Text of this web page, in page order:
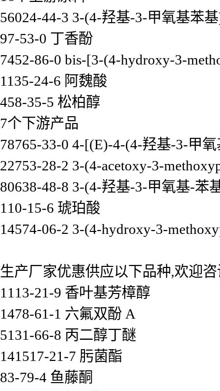
56024-44-3 3-(4-羟基-3-甲氧基苯
97-53-0 丁香酚
7452-86-0 bis-[3-(4-hydroxy-3-
1135-24-6 阿魏酸
458-35-5 松柏醇
7个下游产品
78765-33-0 4-[(E)-4-(4-羟基-3-甲
22753-28-2 3-(4-acetoxy-3-
80638-48-8 3-(4-羟基-3-甲氧基-苯
110-15-6 琥珀酸
14574-06-2 3-(4-hydroxy-3-
生产厂家优惠供应以下品种,欢迎
1113-21-9 香叶基芳樟醇
1478-61-1 六氟双酚 A
5131-66-8 丙二醇丁醚
141517-21-7 肟菌酯
83-79-4 鱼藤酮